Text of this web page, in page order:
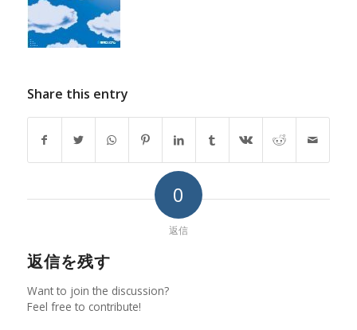
Share this entry
0
返信
返信を残す
Want to join the discussion?
Feel free to contribute!